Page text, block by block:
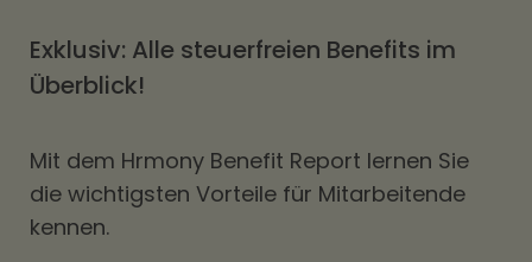
Exklusiv: Alle steuerfreien Benefits im
Überblick!
Mit dem Hrmony Benefit Report lernen Sie
die wichtigsten Vorteile für Mitarbeitende
kennen.